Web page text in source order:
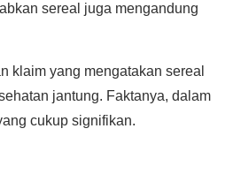
sereal juga mengandung
klaim yang mengatakan sereal
jantung. Faktanya, dalam
cukup signifikan.